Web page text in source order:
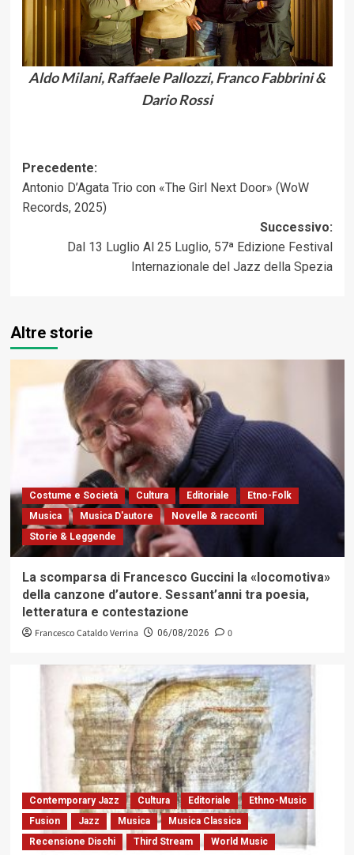
Aldo Milani, Raffaele Pallozzi, Franco Fabbrini &
Dario Rossi
Navigazione
articolo
Precedente:
Antonio D’Agata Trio con «The Girl Next Door» (WoW
Records, 2025)
Successivo:
Dal 13 Luglio Al 25 Luglio, 57ª Edizione Festival
Internazionale del Jazz della Spezia
Altre storie
Costume e Società Cultura Editoriale
Etno-Folk
Musica
Musica D'autore
Novelle & racconti
Storie & Leggende
La scomparsa di Francesco Guccini la «locomotiva»
della canzone d’autore. Sessant’anni tra poesia,
letteratura e contestazione
Francesco Cataldo Verrina 06/08/2026 0
Contemporary Jazz Cultura Editoriale
Ethno-Music
Fusion
Jazz Musica
Musica Classica
Recensione Dischi
Third Stream World Music